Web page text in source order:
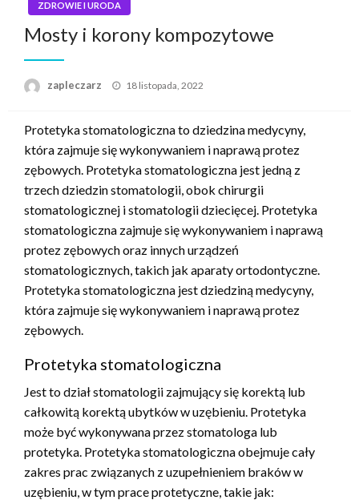
ZDROWIE I URODA
Mosty i korony kompozytowe
zapleczarz Napisano
18 listopada, 2022
Protetyka stomatologiczna to dziedzina medycyny,
która zajmuje się wykonywaniem i naprawą protez
zębowych. Protetyka stomatologiczna jest jedną z
trzech dziedzin stomatologii, obok chirurgii
stomatologicznej i stomatologii dziecięcej. Protetyka
stomatologiczna zajmuje się wykonywaniem i naprawą
protez zębowych oraz innych urządzeń
stomatologicznych, takich jak aparaty ortodontyczne.
Protetyka stomatologiczna jest dziedziną medycyny,
która zajmuje się wykonywaniem i naprawą protez
zębowych.
Protetyka stomatologiczna
Jest to dział stomatologii zajmujący się korektą lub
całkowitą korektą ubytków w uzębieniu. Protetyka
może być wykonywana przez stomatologa lub
protetyka. Protetyka stomatologiczna obejmuje cały
zakres prac związanych z uzupełnieniem braków w
uzębieniu, w tym prace protetyczne, takie jak: